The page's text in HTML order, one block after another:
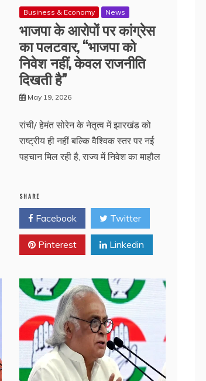
Business & Economy News
भाजपा के आरोपों पर कांग्रेस
का पलटवार, “भाजपा को
निवेश नहीं, केवल राजनीति
दिखती है”
May 19, 2026
रांची/ हेमंत सोरेन के नेतृत्व में झारखंड को
राष्ट्रीय ही नहीं बल्कि वैश्विक स्तर पर नई
पहचान मिल रही है, राज्य में निवेश का माहौल
SHARE
Facebook Twitter
Pinterest Linkedin